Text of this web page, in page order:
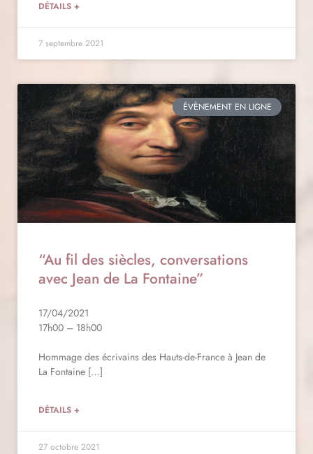
DÉTAILS +
7 septembre 2021
ÉVÈNEMENT EN LIGNE
“Au fil des siècles, conversations
avec Jean de La Fontaine”
17/04/2021
17h00 – 18h00
Hommage des écrivains des Hauts-de-France à Jean de
La Fontaine […]
DÉTAILS +
27 octobre 2021